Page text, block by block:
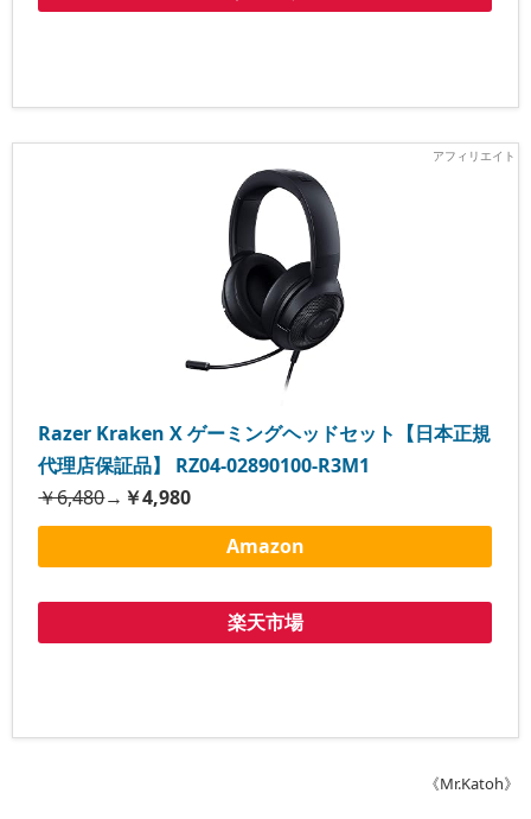
Razer Kraken X ゲーミングヘッドセット【日本正規
代理店保証品】 RZ04-02890100-R3M1
￥6,480→ ￥4,980
Amazon
楽天市場
《Mr.Katoh》